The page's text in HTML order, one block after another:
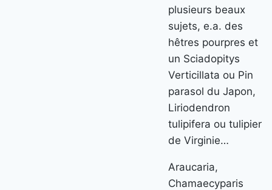
plusieurs beaux
sujets, e.a. des
hêtres pourpres et
un Sciadopitys
Verticillata ou Pin
parasol du Japon,
Liriodendron
tulipifera ou tulipier
de Virginie…
Araucaria,
Chamaecyparis